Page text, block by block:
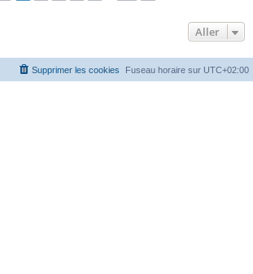
Aller
Fuseau horaire sur UTC+02:00
Supprimer les cookies